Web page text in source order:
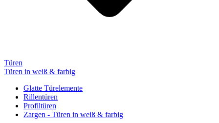
Türen
Türen in weiß & farbig
Glatte Türelemente
Rillentüren
Profiltüren
Zargen - Türen in weiß & farbig